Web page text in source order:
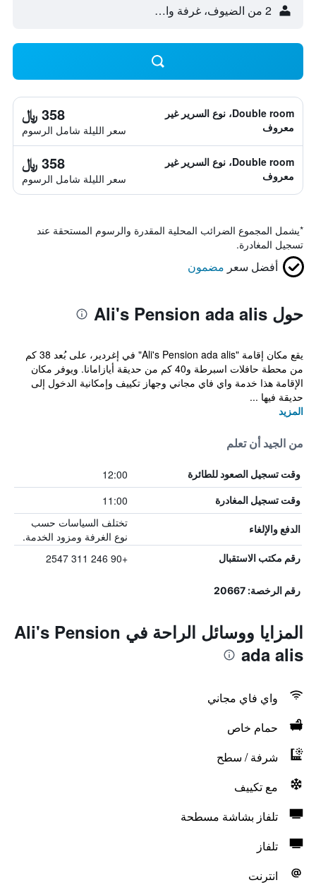
2 من الضيوف، غرفة واحدة
Double room، نوع السرير غير
معروف
358 ﷼
سعر الليلة شامل الرسوم
Double room، نوع السرير غير
معروف
358 ﷼
سعر الليلة شامل الرسوم
*يشمل المجموع الضرائب المحلية المقدرة والرسوم المستحقة عند
تسجيل المغادرة.
أفضل سعر مضمون
حول Ali's Pension ada alis
يقع مكان إقامة "Ali's Pension ada alis" في إغردير، على بُعد 38 كم
من محطة حافلات اسبرطة و40 كم من حديقة أيازامانا. ويوفر مكان
الإقامة هذا خدمة واي فاي مجاني وجهاز تكييف وإمكانية الدخول إلى
حديقة فيها ...
المزيد
من الجيد أن تعلم
وقت تسجيل الصعود للطائرة 12:00
وقت تسجيل المغادرة 11:00
الدفع والإلغاء
تختلف السياسات حسب
نوع الغرفة ومزود الخدمة.
رقم مكتب الاستقبال +90 246 311 2547
رقم الرخصة: 20667
المزايا ووسائل الراحة في Ali's Pension
ada alis
واي فاي مجاني
حمام خاص
شرفة / سطح
مع تكييف
تلفاز بشاشة مسطحة
تلفاز
انترنت